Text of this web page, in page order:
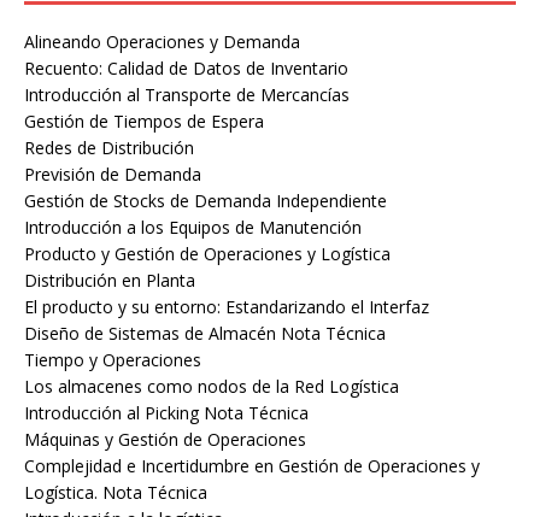
Alineando Operaciones y Demanda
Recuento: Calidad de Datos de Inventario
Introducción al Transporte de Mercancías
Gestión de Tiempos de Espera
Redes de Distribución
Previsión de Demanda
Gestión de Stocks de Demanda Independiente
Introducción a los Equipos de Manutención
Producto y Gestión de Operaciones y Logística
Distribución en Planta
El producto y su entorno: Estandarizando el Interfaz
Diseño de Sistemas de Almacén Nota Técnica
Tiempo y Operaciones
Los almacenes como nodos de la Red Logística
Introducción al Picking Nota Técnica
Máquinas y Gestión de Operaciones
Complejidad e Incertidumbre en Gestión de Operaciones y
Logística. Nota Técnica